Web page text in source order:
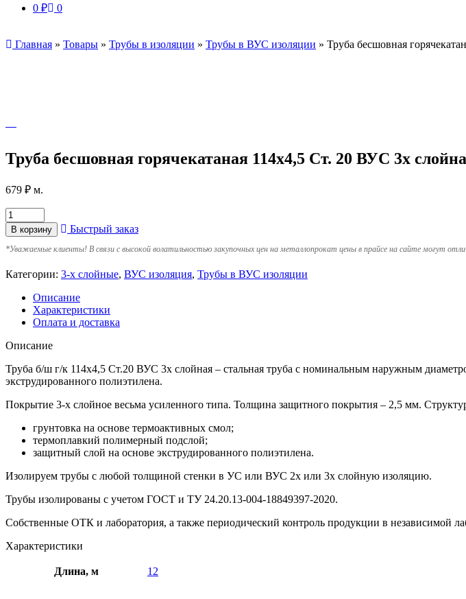
0 ₽ 0
Главная » Товары » Трубы в изоляции » Трубы в ВУС изоляции » Труба бесшовная
Труба бесшовная горячекатаная 114х4,5 Ст. 20 ВУС 3х
679 ₽ м.
В корзину Быстрый заказ
*Уважаемые клиенты! В связи с высокой волатильностью закупочных цен на металлопрокат цены в прайсе на сайте могут
Категории: 3-х слойные, ВУС изоляция, Трубы в ВУС изоляции
Описание
Характеристики
Оплата и доставка
Описание
Труба б/ш г/к 114х4,5 Ст.20 ВУС 3х слойная – стальная труба с номинальным наружным
экструдированного полиэтилена.
Покрытие 3-х слойное весьма усиленного типа. Толщина защитного покрытия – 2,5 мм.
грунтовка на основе термоактивных смол;
термоплавкий полимерный подслой;
защитный слой на основе экструдированного полиэтилена.
Изолируем трубы с любой толщиной стенки в УС или ВУС 2х или 3х слойную изоляцию.
Трубы изолированы с учетом ГOCT и TУ 24.20.13-004-18849397-2020.
Собственные ОТК и лаборатория, а также периодический контроль продукции в независимой
Характеристики
Длина, м 12